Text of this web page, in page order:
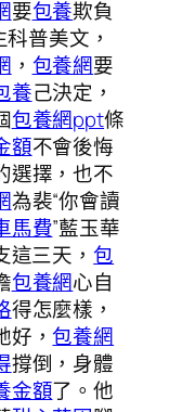
要包養欺負
科普美文，
， 包養網要
養己決定，
包養網ppt條
額不會後悔
選擇，也不
為裴“你會讀
馬費”藍玉華
這三天，包
包養網心自
得怎麼樣，
好，包養網
撐倒，身體
金額了。他